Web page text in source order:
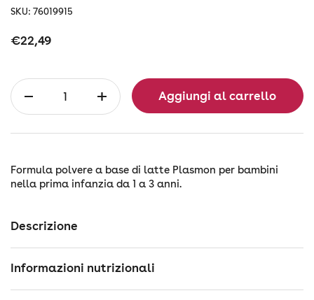
SKU: 76019915
Prezzo:
€22,49
Quantità
Aggiungi al carrello
Formula polvere a base di latte Plasmon per bambini
nella prima infanzia da 1 a 3 anni.
Descrizione
Informazioni nutrizionali